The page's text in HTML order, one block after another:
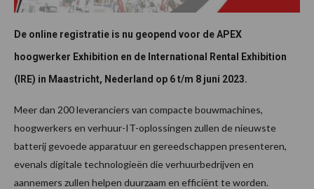
De online registratie is nu geopend voor de APEX
hoogwerker Exhibition en de International Rental Exhibition
(IRE) in Maastricht, Nederland op 6 t/m 8 juni 2023.
Meer dan 200 leveranciers van compacte bouwmachines,
hoogwerkers en verhuur-IT-oplossingen zullen de nieuwste
batterij gevoede apparatuur en gereedschappen presenteren,
evenals digitale technologieën die verhuurbedrijven en
aannemers zullen helpen duurzaam en efficiënt te worden.